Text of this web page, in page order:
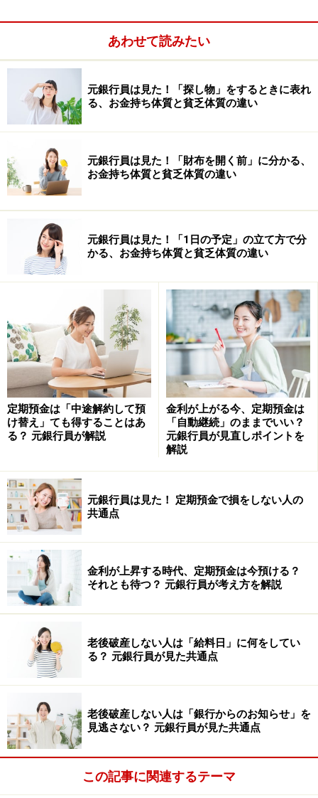
うパターンが中心でしたが、これからはまず友の会で貯
めてから、ゆっくり楽しむ、堅実で賢い消費者が増えて
くるのではないでしょうか」と語っています。買い物で
得する友の会。それを中高年の女性に独占させる手はあ
りません。買い物に旅行に資産運用に若い女性ももっと
利用してみてはいかがでしょうか。
※記事内容は執筆時点のものです。最新の内容をご確認くださ
い。
本記事の内容は一般的な情報提供を目的としており、特定の金融
商品や投資行動を推奨するものではありません。
投資や資産運用に関する最終的なご判断はご自身の責任において
行ってください。
掲載情報の正確性・完全性については十分に配慮しております
が、その内容を保証するものではなく、これに基づく損失・損害
などについて当社は一切の責任を負いません。
最新の情報や詳細については、必ず各金融機関やサービス提供者
の公式情報をご確認ください。
【編集部からのお知らせ】
・「家計」について、 アンケート（2026/8/31まで）を実施
中です！
※抽選で20名にAmazonギフト券1000円分プレゼント
※謝礼付きの限定アンケートやモニター企画に参加が可能に
なります
あわせて読みたい
元銀行員は見た！「探し物」をするときに表れ
る、お金持ち体質と貧乏体質の違い
元銀行員は見た！「財布を開く前」に分かる、
お金持ち体質と貧乏体質の違い
元銀行員は見た！「1日の予定」の立て方で分
かる、お金持ち体質と貧乏体質の違い
定期預金は「中途解約して預
け替え」ても得することはあ
る？ 元銀行員が解説
金利が上がる今、定期預金は
「自動継続」のままでいい？
元銀行員が見直しポイントを
解説
元銀行員は見た！ 定期預金で損をしない人の
共通点
金利が上昇する時代、定期預金は今預ける？
それとも待つ？ 元銀行員が考え方を解説
老後破産しない人は「給料日」に何をしてい
る？ 元銀行員が見た共通点
老後破産しない人は「銀行からのお知らせ」を
見逃さない？ 元銀行員が見た共通点
この記事に関連するテーマ